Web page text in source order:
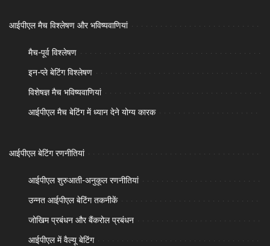
आईपीएल मैच विश्लेषण और भविष्यवाणियां
मैच-पूर्व विश्लेषण
इन-प्ले बेटिंग विश्लेषण
विशेषज्ञ मैच भविष्यवाणियां
आईपीएल मैच बेटिंग में ध्यान देने योग्य कारक
आईपीएल बेटिंग रणनीतियां
आईपीएल शुरुआती-अनुकूल रणनीतियां
उन्नत आईपीएल बेटिंग तकनीकें
जोखिम प्रबंधन और बैंकरोल प्रबंधन
आईपीएल में वैल्यू बेटिंग